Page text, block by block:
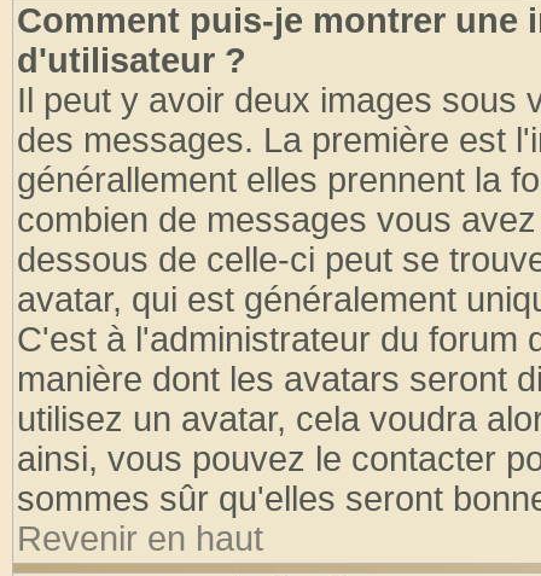
Comment puis-je montrer une
d'utilisateur ?
Il peut y avoir deux images sous
des messages. La première est
générallement elles prennent la
combien de messages vous
dessous de celle-ci peut se
avatar, qui est généralement
C'est à l'administrateur du forum
manière dont les avatars seront
utilisez un avatar, cela voudra
ainsi, vous pouvez le contacter
sommes sûr qu'elles seront
Revenir en haut